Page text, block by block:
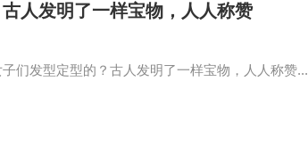
人发明了一样宝物，人人称赞
们发型定型的？古人发明了一样宝物，人人称赞...